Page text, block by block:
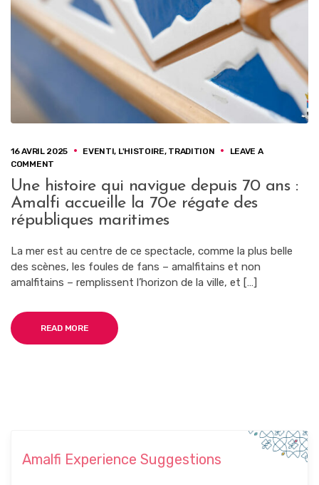
16 AVRIL 2025 EVENTI, L'HISTOIRE, TRADITION
LEAVE A
COMMENTON
HISTOIRE
QUI
NAVIGUE
DEPUIS
ANS
:
AMALFI
RÉGATE
DES
Une histoire qui navigue depuis 70 ans :
Amalfi accueille la 70e régate des
républiques maritimes
La mer est au centre de ce spectacle, comme la plus belle
des scènes, les foules de fans – amalfitains et non
amalfitains – remplissent l’horizon de la ville, et […]
READ MORE
Amalfi Experience Suggestions